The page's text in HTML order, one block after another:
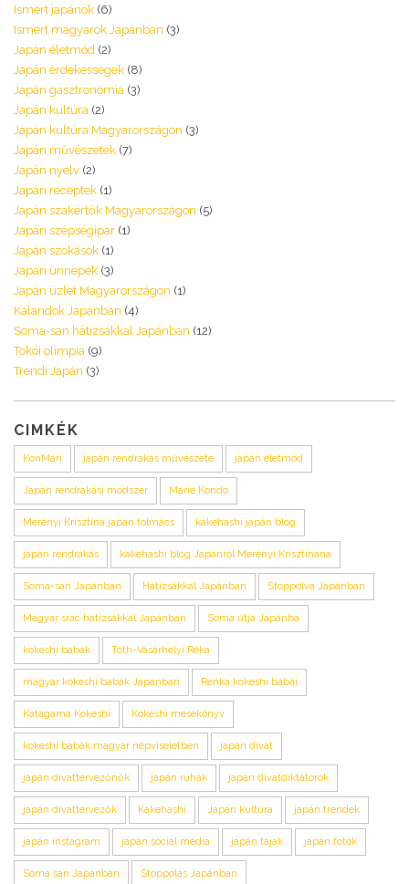
Ismert japánok (6)
Ismert magyarok Japánban (3)
Japán életmód (2)
Japán érdekességek (8)
Japán gasztronómia (3)
Japán kultúra (2)
Japán kultúra Magyarországon (3)
Japán művészetek (7)
Japán nyelv (2)
Japán receptek (1)
Japán szakértők Magyarországon (5)
Japán szépségipar (1)
Japán szokások (1)
Japán ünnepek (3)
Japán üzlet Magyarországon (1)
Kalandok Japánban (4)
Soma-san hátizsákkal Japánban (12)
Tokói olimpia (9)
Trendi Japán (3)
CIMKÉK
KonMari japán rendrakás művészete japán életmód
Japán rendrakási módszer Marie Kondo
Merényi Krisztina japán tolmács kakehashi japán blog
japán rendrakás kakehashi blog Japánról Merényi Krisztinana
Soma-san Japánban Hátizsákkal Japánban Stoppolva Japánban
Magyar srác hátizsákkal Japánban Soma útja Japánba
kokeshi babák Tóth-Vásárhelyi Réka
magyar kokeshi babák Japánban Renka kokeshi babái
Katagama Kokeshi Kokeshi mesekönyv
kokeshi babák magyar népviseletben japán divat
japán divattervezőnők japán ruhák japán divatdiktátorok
japán divattervezők Kakehashi Japán kultúra japán trendek
japán instagram japán social média japán tájak japán fotók
Soma san Japánban Stoppolás Japánban